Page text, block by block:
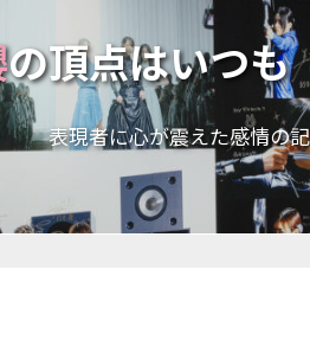
の頂点はいつも
表現者に心が震えた感情の